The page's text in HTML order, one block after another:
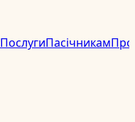
ПослугиПасічникамПро